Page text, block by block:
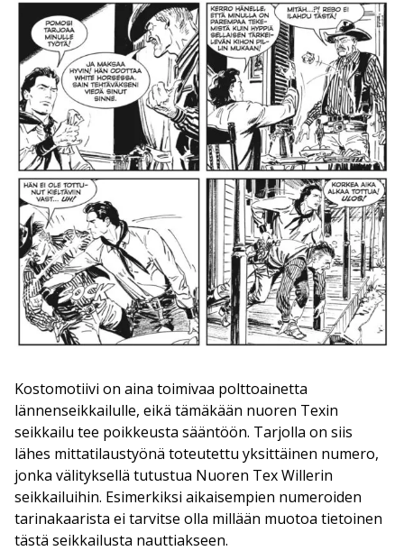
Kostomotiivi on aina toimivaa polttoainetta
lännenseikkailulle, eikä tämäkään nuoren Texin
seikkailu tee poikkeusta sääntöön. Tarjolla on siis
lähes mittatilaustyönä toteutettu yksittäinen numero,
jonka välityksellä tutustua Nuoren Tex Willerin
seikkailuihin. Esimerkiksi aikaisempien numeroiden
tarinakaarista ei tarvitse olla millään muotoa tietoinen
tästä seikkailusta nauttiakseen.